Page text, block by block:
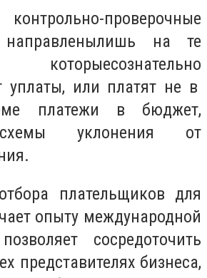
проверочные
направленылишь на те
которыесознательно
уплаты, или платят не в
платежи в бюджет,
уклонения от
плательщиков для
опыту международной
сосредоточить
представителях бизнеса,